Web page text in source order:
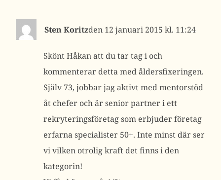
Sten Koritz 12 januari 2015 kl. 11:24
Skönt Håkan att du tar tag i och
kommenterar detta med åldersfixeringen.
Själv 73, jobbar jag aktivt med mentorstöd
åt chefer och är senior partner i ett
rekryteringsföretag som erbjuder företag
erfarna specialister 50+. Inte minst där ser
vi vilken otrolig kraft det finns i den
kategorin!